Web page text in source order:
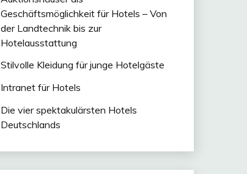
Geschäftsmöglichkeit für Hotels – Von
der Landtechnik bis zur
Hotelausstattung
Stilvolle Kleidung für junge Hotelgäste
Intranet für Hotels
Die vier spektakulärsten Hotels
Deutschlands